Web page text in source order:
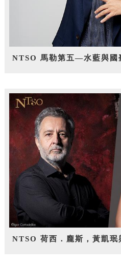
NTSO 馬勒第五—水藍與國
NTSO 荷西．龐斯，黃凱珉